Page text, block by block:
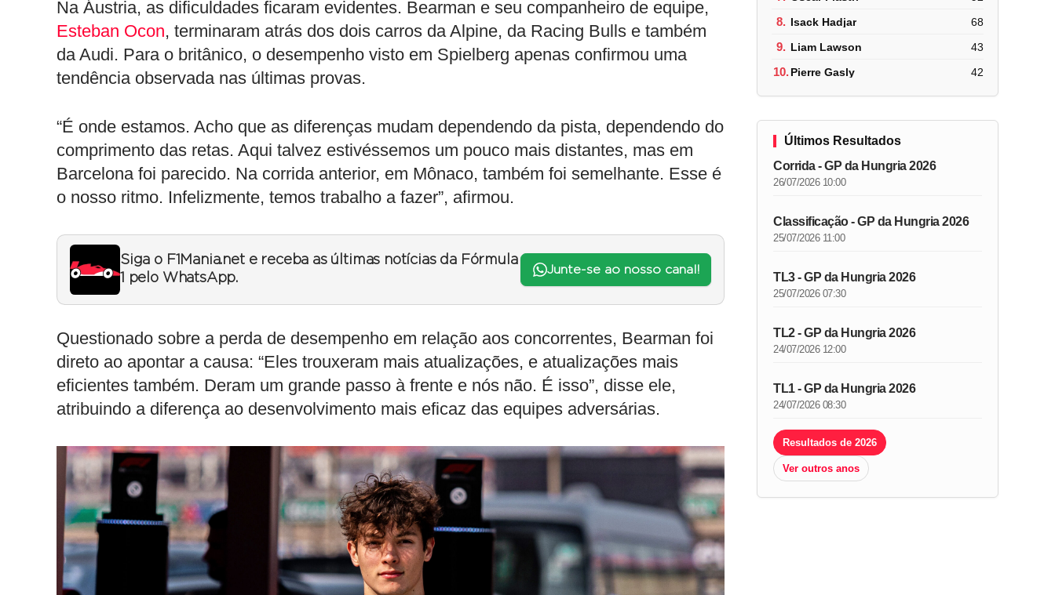
Na Áustria, as dificuldades ficaram evidentes. Bearman e seu companheiro de equipe,
Esteban Ocon, terminaram atrás dos dois carros da Alpine, da Racing Bulls e também
da Audi. Para o britânico, o desempenho visto em Spielberg apenas confirmou uma
tendência observada nas últimas provas.
“É onde estamos. Acho que as diferenças mudam dependendo da pista, dependendo do
comprimento das retas. Aqui talvez estivéssemos um pouco mais distantes, mas em
Barcelona foi parecido. Na corrida anterior, em Mônaco, também foi semelhante. Esse é
o nosso ritmo. Infelizmente, temos trabalho a fazer”, afirmou.
Siga o F1Mania.net e receba as últimas notícias da Fórmula
1 pelo WhatsApp.
Junte-se ao nosso canal!
Questionado sobre a perda de desempenho em relação aos concorrentes, Bearman foi
direto ao apontar a causa: “Eles trouxeram mais atualizações, e atualizações mais
eficientes também. Deram um grande passo à frente e nós não. É isso”, disse ele,
atribuindo a diferença ao desenvolvimento mais eficaz das equipes adversárias.
8. Isack Hadjar 68
9. Liam Lawson 43
10.Pierre Gasly 42
Últimos Resultados
Corrida - GP da Hungria 2026
26/07/2026 10:00
Classificação - GP da Hungria 2026
25/07/2026 11:00
TL3 - GP da Hungria 2026
25/07/2026 07:30
TL2 - GP da Hungria 2026
24/07/2026 12:00
TL1 - GP da Hungria 2026
24/07/2026 08:30
Resultados de 2026
Ver outros anos